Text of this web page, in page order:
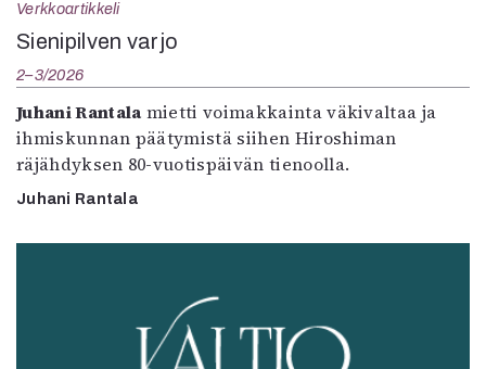
Verkkoartikkeli
Sienipilven varjo
2–3/2026
Juhani Rantala mietti voimakkainta väkivaltaa ja
ihmiskunnan päätymistä siihen Hiroshiman
räjähdyksen 80-vuotispäivän tienoolla.
Juhani Rantala